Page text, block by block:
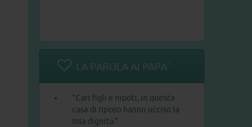
LA PAROLA AI PAPA'
"Cari figli e nipoti, in questa
casa di riposo hanno ucciso la
mia dignità"